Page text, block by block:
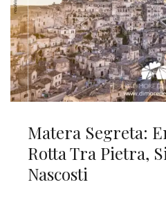
Matera Segreta:
Rotta Tra Pietra,
Nascosti